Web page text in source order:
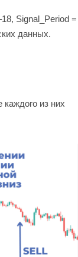
Signal_Period =
данных.
из них